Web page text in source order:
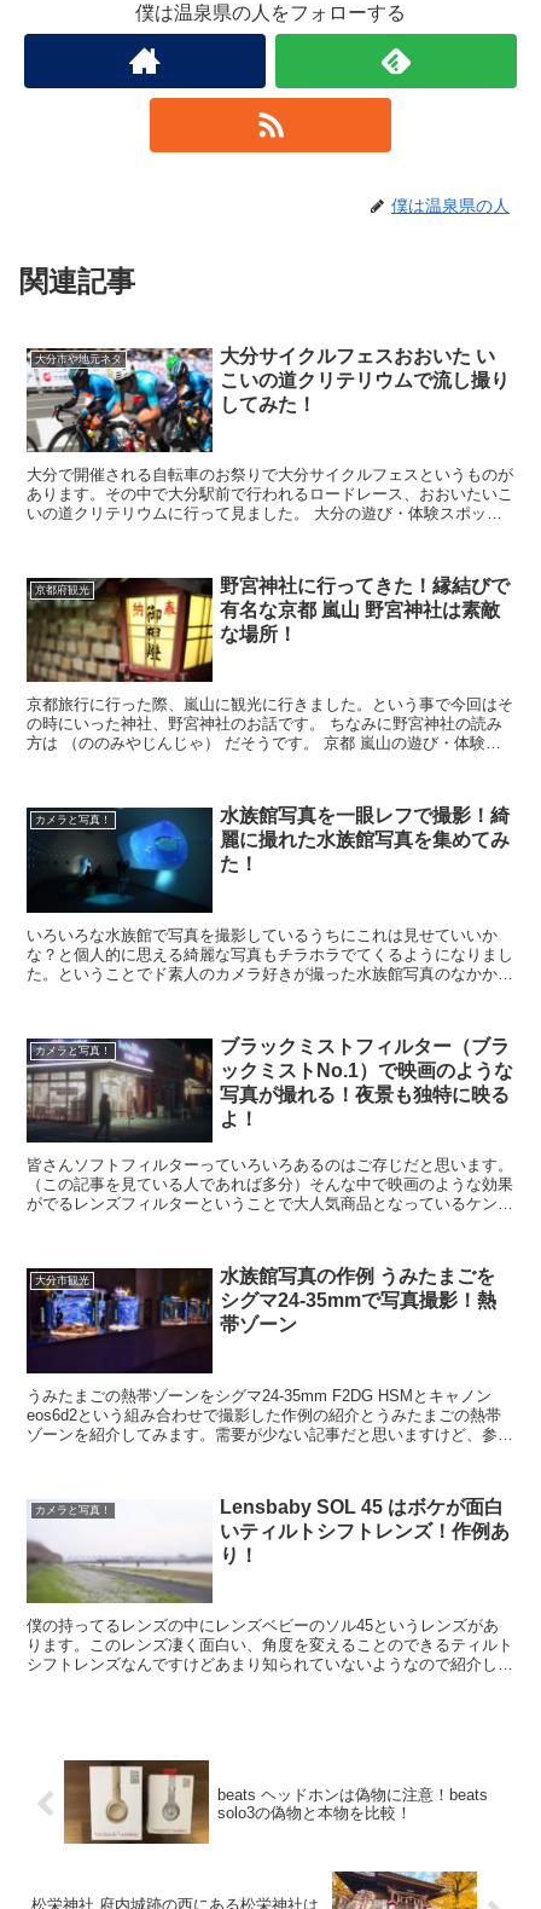
僕は温泉県の人をフォローする
僕は温泉県の人
関連記事
大分市や地元ネタ
大分サイクルフェスおおいた い
こいの道クリテリウムで流し撮り
してみた！
大分で開催される自転車のお祭りで大分サイクルフェスというものが
あります。その中で大分駅前で行われるロードレース、おおいたいこ
いの道クリテリウムに行って見ました。 大分の遊び・体験スポット
京都府観光
野宮神社に行ってきた！縁結びで
有名な京都 嵐山 野宮神社は素敵
な場所！
京都旅行に行った際、嵐山に観光に行きました。という事で今回はそ
の時にいった神社、野宮神社のお話です。 ちなみに野宮神社の読み
方は （ののみやじんじゃ） だそうです。 京都 嵐山の遊び・体験ス
カメラと写真！
水族館写真を一眼レフで撮影！綺
麗に撮れた水族館写真を集めてみ
た！
いろいろな水族館で写真を撮影しているうちにこれは見せていいか
な？と個人的に思える綺麗な写真もチラホラでてくるようになりまし
た。ということでド素人のカメラ好きが撮った水族館写真のなかか
カメラと写真！
ブラックミストフィルター（ブラ
ックミストNo.1）で映画のような
写真が撮れる！夜景も独特に映る
よ！
皆さんソフトフィルターっていろいろあるのはご存じだと思います。
（この記事を見ている人であれば多分）そんな中で映画のような効果
がでるレンズフィルターということで大人気商品となっているケンコ
大分市観光
水族館写真の作例 うみたまごを
シグマ24-35mmで写真撮影！熱
帯ゾーン
うみたまごの熱帯ゾーンをシグマ24-35mm F2DG HSMとキャノン
eos6d2という組み合わせで撮影した作例の紹介とうみたまごの熱帯
ゾーンを紹介してみます。需要が少ない記事だと思いますけど、参考
カメラと写真！
Lensbaby SOL 45 はボケが面白
いティルトシフトレンズ！作例あ
り！
僕の持ってるレンズの中にレンズベビーのソル45というレンズがあ
ります。このレンズ凄く面白い、角度を変えることのできるティルト
シフトレンズなんですけどあまり知られていないようなので紹介して
beats ヘッドホンは偽物に注意！beats
solo3の偽物と本物を比較！
松栄神社 府内城跡の西にある松栄神社は